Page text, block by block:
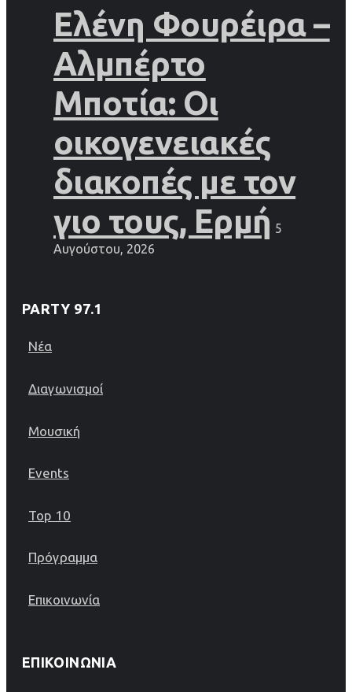
Ελένη Φουρέιρα –
Αλμπέρτο
Μποτία: Οι
οικογενειακές
διακοπές με τον
γιο τους, Ερμή 5
Αυγούστου, 2026
PARTY 97.1
Νέα
Διαγωνισμοί
Μουσική
Events
Top 10
Πρόγραμμα
Επικοινωνία
ΕΠΙΚΟΙΝΩΝΊΑ